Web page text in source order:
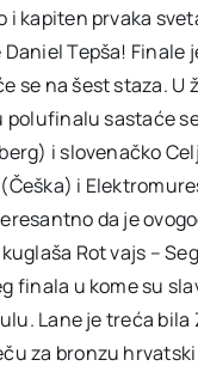
i kapiten prvaka
Tepša! Finale
se na šest staza. U
polufinalu sastaće
i slovenačko
i
da je
Rot vajs –
finala u kome su
Lane je treća bila
za bronzu